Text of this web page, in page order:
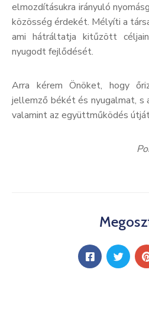
elmozdításukra irányuló
közösség érdekét. Mélyíti a
ami hátráltatja kitűzött
nyugodt fejlődését.
Arra kérem Önöket, hogy
jellemző békét és nyugalmat, s
valamint az együttműködés